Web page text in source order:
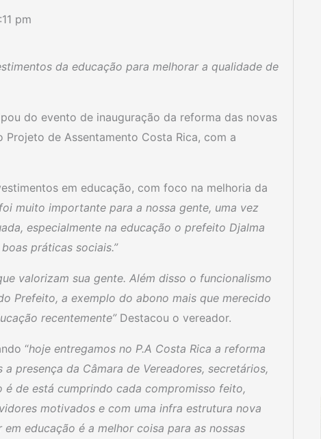
pm
da educação para melhorar a qualidade de
do evento de inauguração da reforma das novas
de Assentamento Costa Rica, com a
em educação, com foco na melhoria da
muito importante para a nossa gente, uma vez
especialmente na educação o prefeito Djalma
práticas sociais.”
valorizam sua gente. Além disso o funcionalismo
Prefeito, a exemplo do abono mais que merecido
recentemente” Destacou o vereador.
“hoje entregamos no P.A Costa Rica a reforma
presença da Câmara de Vereadores, secretários,
de está cumprindo cada compromisso feito,
motivados e com uma infra estrutura nova
educação é a melhor coisa para as nossas